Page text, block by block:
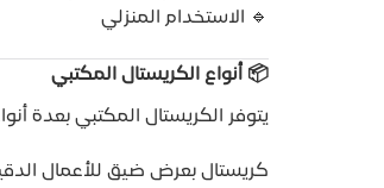
🔹 الاستخدام المنزلي
📦 أنواع الكريستال المكتبي
يتوفر الكريستال المكتبي بعدة
كريستال بعرض ضيق للأعمال